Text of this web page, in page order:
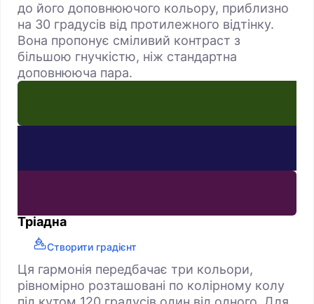
до його доповнюючого кольору, приблизно
на 30 градусів від протилежного відтінку.
Вона пропонує сміливий контраст з
більшою гнучкістю, ніж стандартна
доповнююча пара.
Тріадна
Створити градієнт
Ця гармонія передбачає три кольори,
рівномірно розташовані по колірному колу